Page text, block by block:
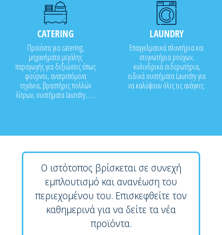
CATERING
Προϊόντα για catering,
μηχανήματα μεγάλης
παραγωγής για δεξιώσεις όπως
φούρνοι, ανατρεπόμενα
τηγάνια, βραστήρες πολλών
λίτρων, συστήματα laundry.......
LAUNDRY
Επαγγελματικά πλυντήρια και
στεγνωτήρια ρούχων,
κυλινδρικά σιδερωτήρια,
ειδικά συστήματα Laundry για
να καλύψουν όλες τις ανάγκες.
Ο ιστότοπος βρίσκεται σε συνεχή
εμπλουτισμό και ανανέωση του
περιεχομένου του. Επισκεφθείτε τον
καθημερινά για να δείτε τα νέα
προϊόντα.